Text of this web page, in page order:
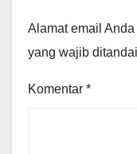
Alamat email
yang wajib ditandai
Komentar *